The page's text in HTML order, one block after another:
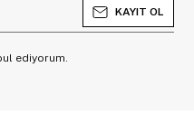
KAYIT OL
ediyorum.